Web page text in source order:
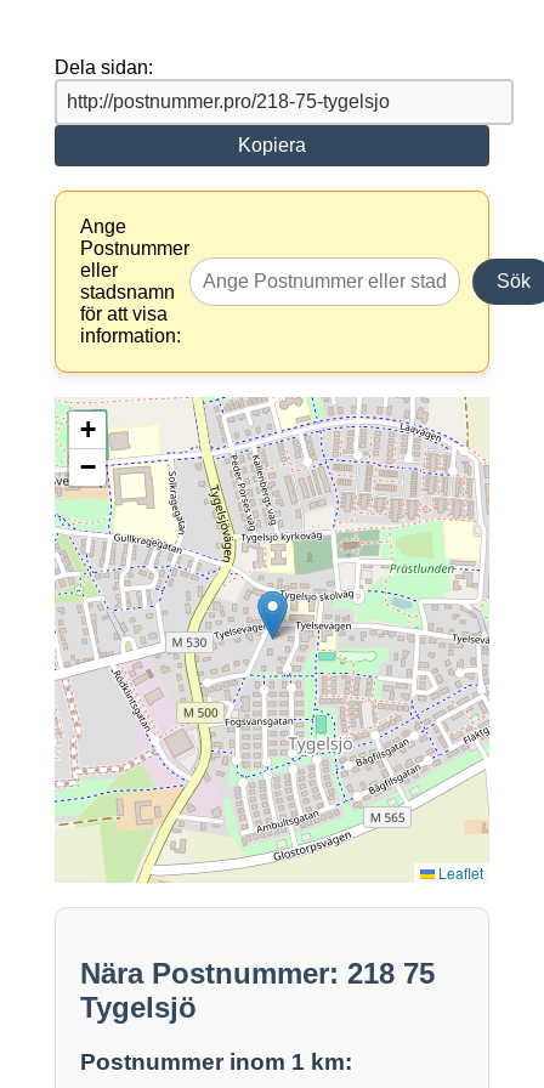
Dela sidan:
Kopiera
Ange
Postnummer
eller
stadsnamn
för att visa
information:
Sök
+
−
Leaflet
Nära Postnummer: 218 75
Tygelsjö
Postnummer inom 1 km: